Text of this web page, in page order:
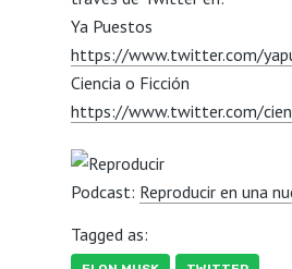
Ya Puestos
https://www.twitter.com/
Ciencia o Ficción
https://www.twitter.com/
Podcast: Reproducir en una
Tagged as: